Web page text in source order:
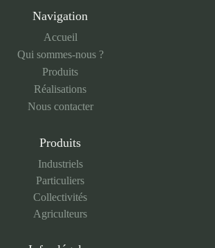
Navigation
Accueil
Qui sommes-nous ?
Produits
Réalisations
Nous contacter
Produits
Industriels
Particuliers
Collectivités
Agriculteurs